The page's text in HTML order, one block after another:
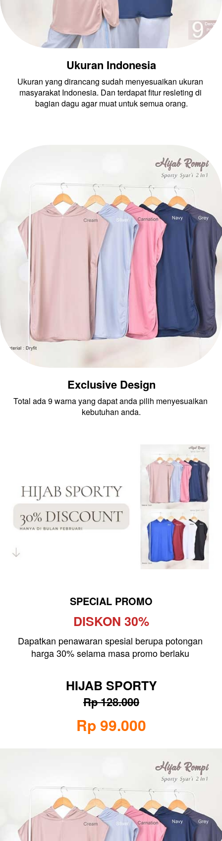
Ukuran Indonesia
Ukuran yang dirancang sudah menyesuaikan ukuran
masyarakat Indonesia. Dan terdapat fitur resleting di
bagian dagu agar muat untuk semua orang.
Exclusive Design
Total ada 9 warna yang dapat anda pilih menyesuaikan
kebutuhan anda.
SPECIAL PROMO
DISKON 30%
Dapatkan penawaran spesial berupa potongan
harga 30% selama masa promo berlaku
HIJAB SPORTY
Rp 128.000
Rp 99.000